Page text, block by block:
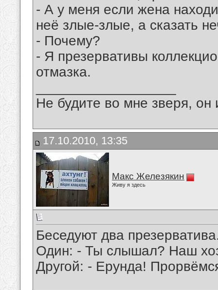
- А у меня если жена
неё злые-злые, а сказать
- Почему?
- Я презервативы
отмазка.
Не будите во мне зверя, он
17.10.2010, 13:35
Макс Железякин
Живу я здесь
Беседуют два
Один: - Ты слышал? Наш
Другой: - Ерунда!